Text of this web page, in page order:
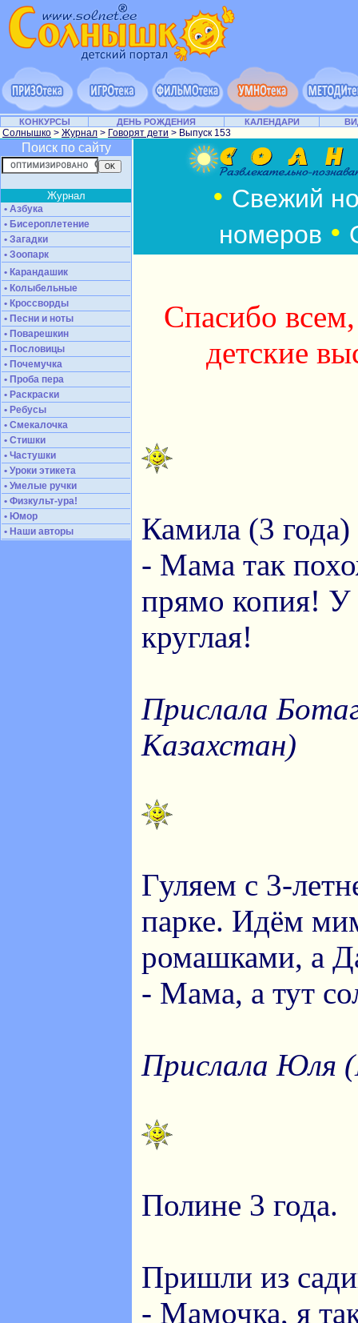
КОНКУРСЫ ДЕНЬ РОЖДЕНИЯ КАЛЕНДАРИ
Солнышко > Журнал > Говорят дети > Выпуск 153
Поиск по сайту
Журнал
• Азбука
• Бисероплетение
• Загадки
• Зоопарк
• Карандашик
• Колыбельные
• Кроссворды
• Песни и ноты
• Поварешкин
• Пословицы
• Почемучка
• Проба пера
• Раскраски
• Ребусы
• Смекалочка
• Стишки
• Частушки
• Уроки этикета
• Умелые ручки
• Физкульт-ура!
• Юмор
• Наши авторы
• Свежий
номеров •
Спасибо
детские
Камила (3 года)
- Мама так
прямо копия! У
круглая!
Прислала
Казахстан)
Гуляем с 3-
парке. Идём
ромашками, а
- Мама, а тут
Прислала Юля
Полине 3 года.
Пришли из
- Мамочка, я